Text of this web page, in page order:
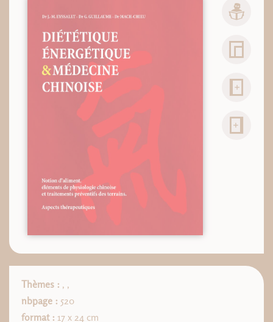
Thèmes : , ,
nbpage : 520
format : 17 x 24 cm